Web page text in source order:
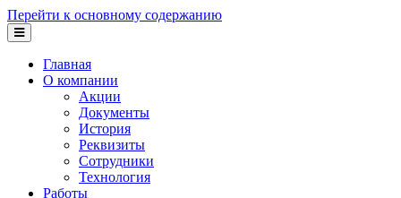
Перейти к основному содержанию
Главная
О компании
Акции
Документы
История
Реквизиты
Сотрудники
Технология
Работы